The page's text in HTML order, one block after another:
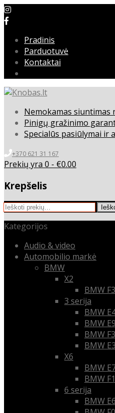
Pradinis
Parduotuvė
Kontaktai
Nemokamas siuntimas
Pinigų gražinimo
Specialūs pasiūlymai ir
+370 621 31 167
Prekių yra 0 - €0.00
Krepšelis
Ieškoti:
Kategorijos
Audio & video
Automobilio markė
BMW
X2
BMW
3 serija
BMW
BMW
BMW
BMW
X6
BMW
BMW
6 serija
BMW